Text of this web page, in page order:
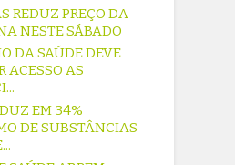
REDUZ PREÇO DA
NESTE SÁBADO
DA SAÚDE DEVE
ACESSO AS
EM 34%
DE SUBSTÂNCIAS